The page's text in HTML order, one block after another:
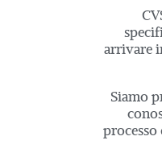
arrivare
Siamo
processo